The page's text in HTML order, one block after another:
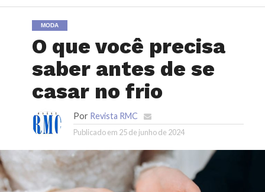
MODA
O que você precisa
saber antes de se
casar no frio
Por Revista RMC
Publicado em 25 de junho de 2024